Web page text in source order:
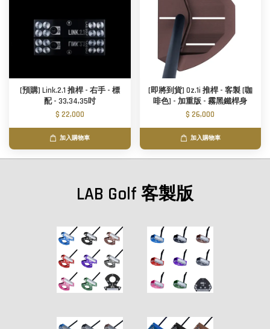
[預購] Link.2.1 推桿 - 右手 - 標
配 - 33,34,35吋
$ 22,000
加入購物車
[即將到貨] Oz.1i 推桿 - 客製 [咖
啡色] - 加重版 - 霧黑鐵桿身
$ 26,000
加入購物車
LAB Golf 客製版